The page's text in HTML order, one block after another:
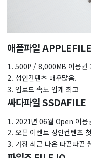
애플파일 APPLEFILE
1. 500P / 8,000MB 이용권
2. 성인컨텐츠 매우많음.
3. 업로드 속도 업계 최고
싸다파일 SSDAFILE
1. 2021년 06월 Open 이용
2. 오픈 이벤트 성인컨텐츠
3. 가장 최근 나온 따끈따끈